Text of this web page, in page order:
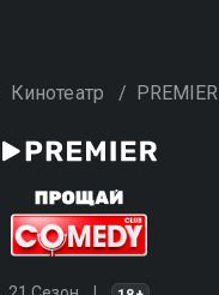
Кинотеатр / PREMIER